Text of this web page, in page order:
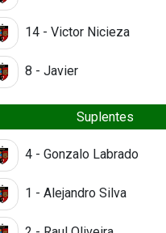
14 - Victor Nicieza
8 - Javier
Suplentes
4 - Gonzalo Labrado
1 - Alejandro Silva